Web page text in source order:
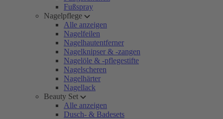
Fußspray
Nagelpflege
Alle anzeigen
Nagelfeilen
Nagelhautentferner
Nagelknipser & -zangen
Nagelöle & -pflegestifte
Nagelscheren
Nagelhärter
Nagellack
Beauty Set
Alle anzeigen
Dusch- & Badesets